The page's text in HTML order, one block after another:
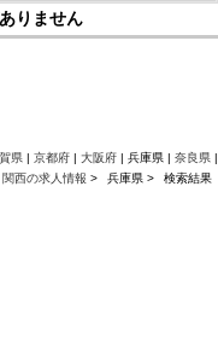
りません
県 | 京都府 | 大阪府 | 兵庫県 | 奈良県 |
関西の求人情報 > 兵庫県 > 検索結果